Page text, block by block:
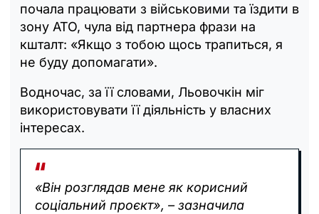
почала працювати з військовими та їздити в
зону АТО, чула від партнера фрази на
кшталт: «Якщо з тобою щось трапиться, я
не буду допомагати».
Водночас, за її словами, Льовочкін міг
використовувати її діяльність у власних
інтересах.
«Він розглядав мене як корисний
соціальний проєкт», – зазначила